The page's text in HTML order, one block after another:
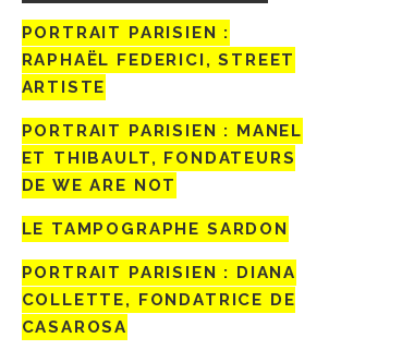
PORTRAIT PARISIEN :
RAPHAËL FEDERICI, STREET
ARTISTE
PORTRAIT PARISIEN : MANEL
ET THIBAULT, FONDATEURS
DE WE ARE NOT
LE TAMPOGRAPHE SARDON
PORTRAIT PARISIEN : DIANA
COLLETTE, FONDATRICE DE
CASAROSA